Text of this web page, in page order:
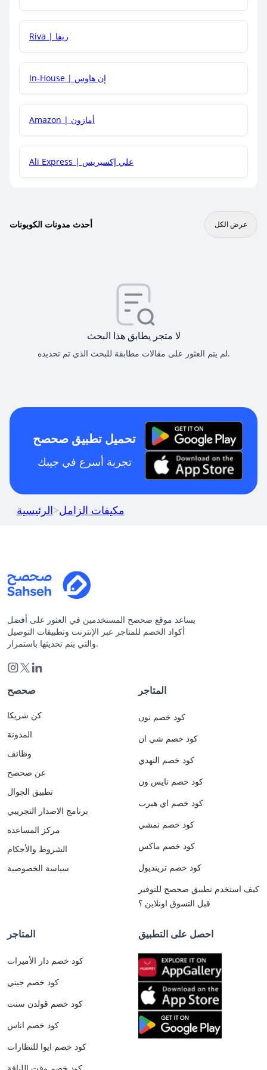
هل يمكنني جمع كود خصم مع العروض الأخرى؟
Riva | ريفا
In-House | إن هاوس
Amazon | أمازون
Ali Express | علي إكسبريس
أحدث مدونات الكوبونات عرض الكل
لا متجر يطابق هذا البحث
لم يتم العثور على مقالات مطابقة للبحث الذي تم تحديده.
تحميل تطبيق صحصح
تجربة أسرع في جيبك
الرئيسية>مكيفات الزامل
يساعد موقع صحصح المستخدمين في العثور على أفضل
أكواد الخصم للمتاجر عبر الإنترنت وتطبيقات التوصيل
والتي يتم تحديثها باستمرار.
صحصح
كن شريكا
المدونة
وظائف
عن صحصح
تطبيق الجوال
برنامج الاصدار التجريبي
مركز المساعدة
الشروط والأحكام
سياسة الخصوصية
المتاجر
كود خصم نون
كود خصم شي ان
كود خصم النهدي
كود خصم نايس ون
كود خصم اي هيرب
كود خصم نمشي
كود خصم ماكس
كود خصم ترينديول
كيف استخدم تطبيق صحصح للتوفير
قبل التسوق اونلاين ؟
المتاجر
كود خصم دار الأميرات
كود خصم جيني
كود خصم قولدن سنت
كود خصم اناس
كود خصم ايوا للنظارات
احصل على التطبيق